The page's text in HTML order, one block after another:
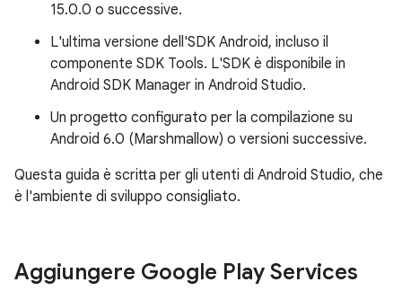
15.0.0 o successive.
L'ultima versione dell'SDK Android, incluso il
componente SDK Tools. L'SDK è disponibile in
Android SDK Manager in Android Studio.
Un progetto configurato per la compilazione su
Android 6.0 (Marshmallow) o versioni successive.
Questa guida è scritta per gli utenti di Android Studio, che
è l'ambiente di sviluppo consigliato.
Aggiungere Google Play Services